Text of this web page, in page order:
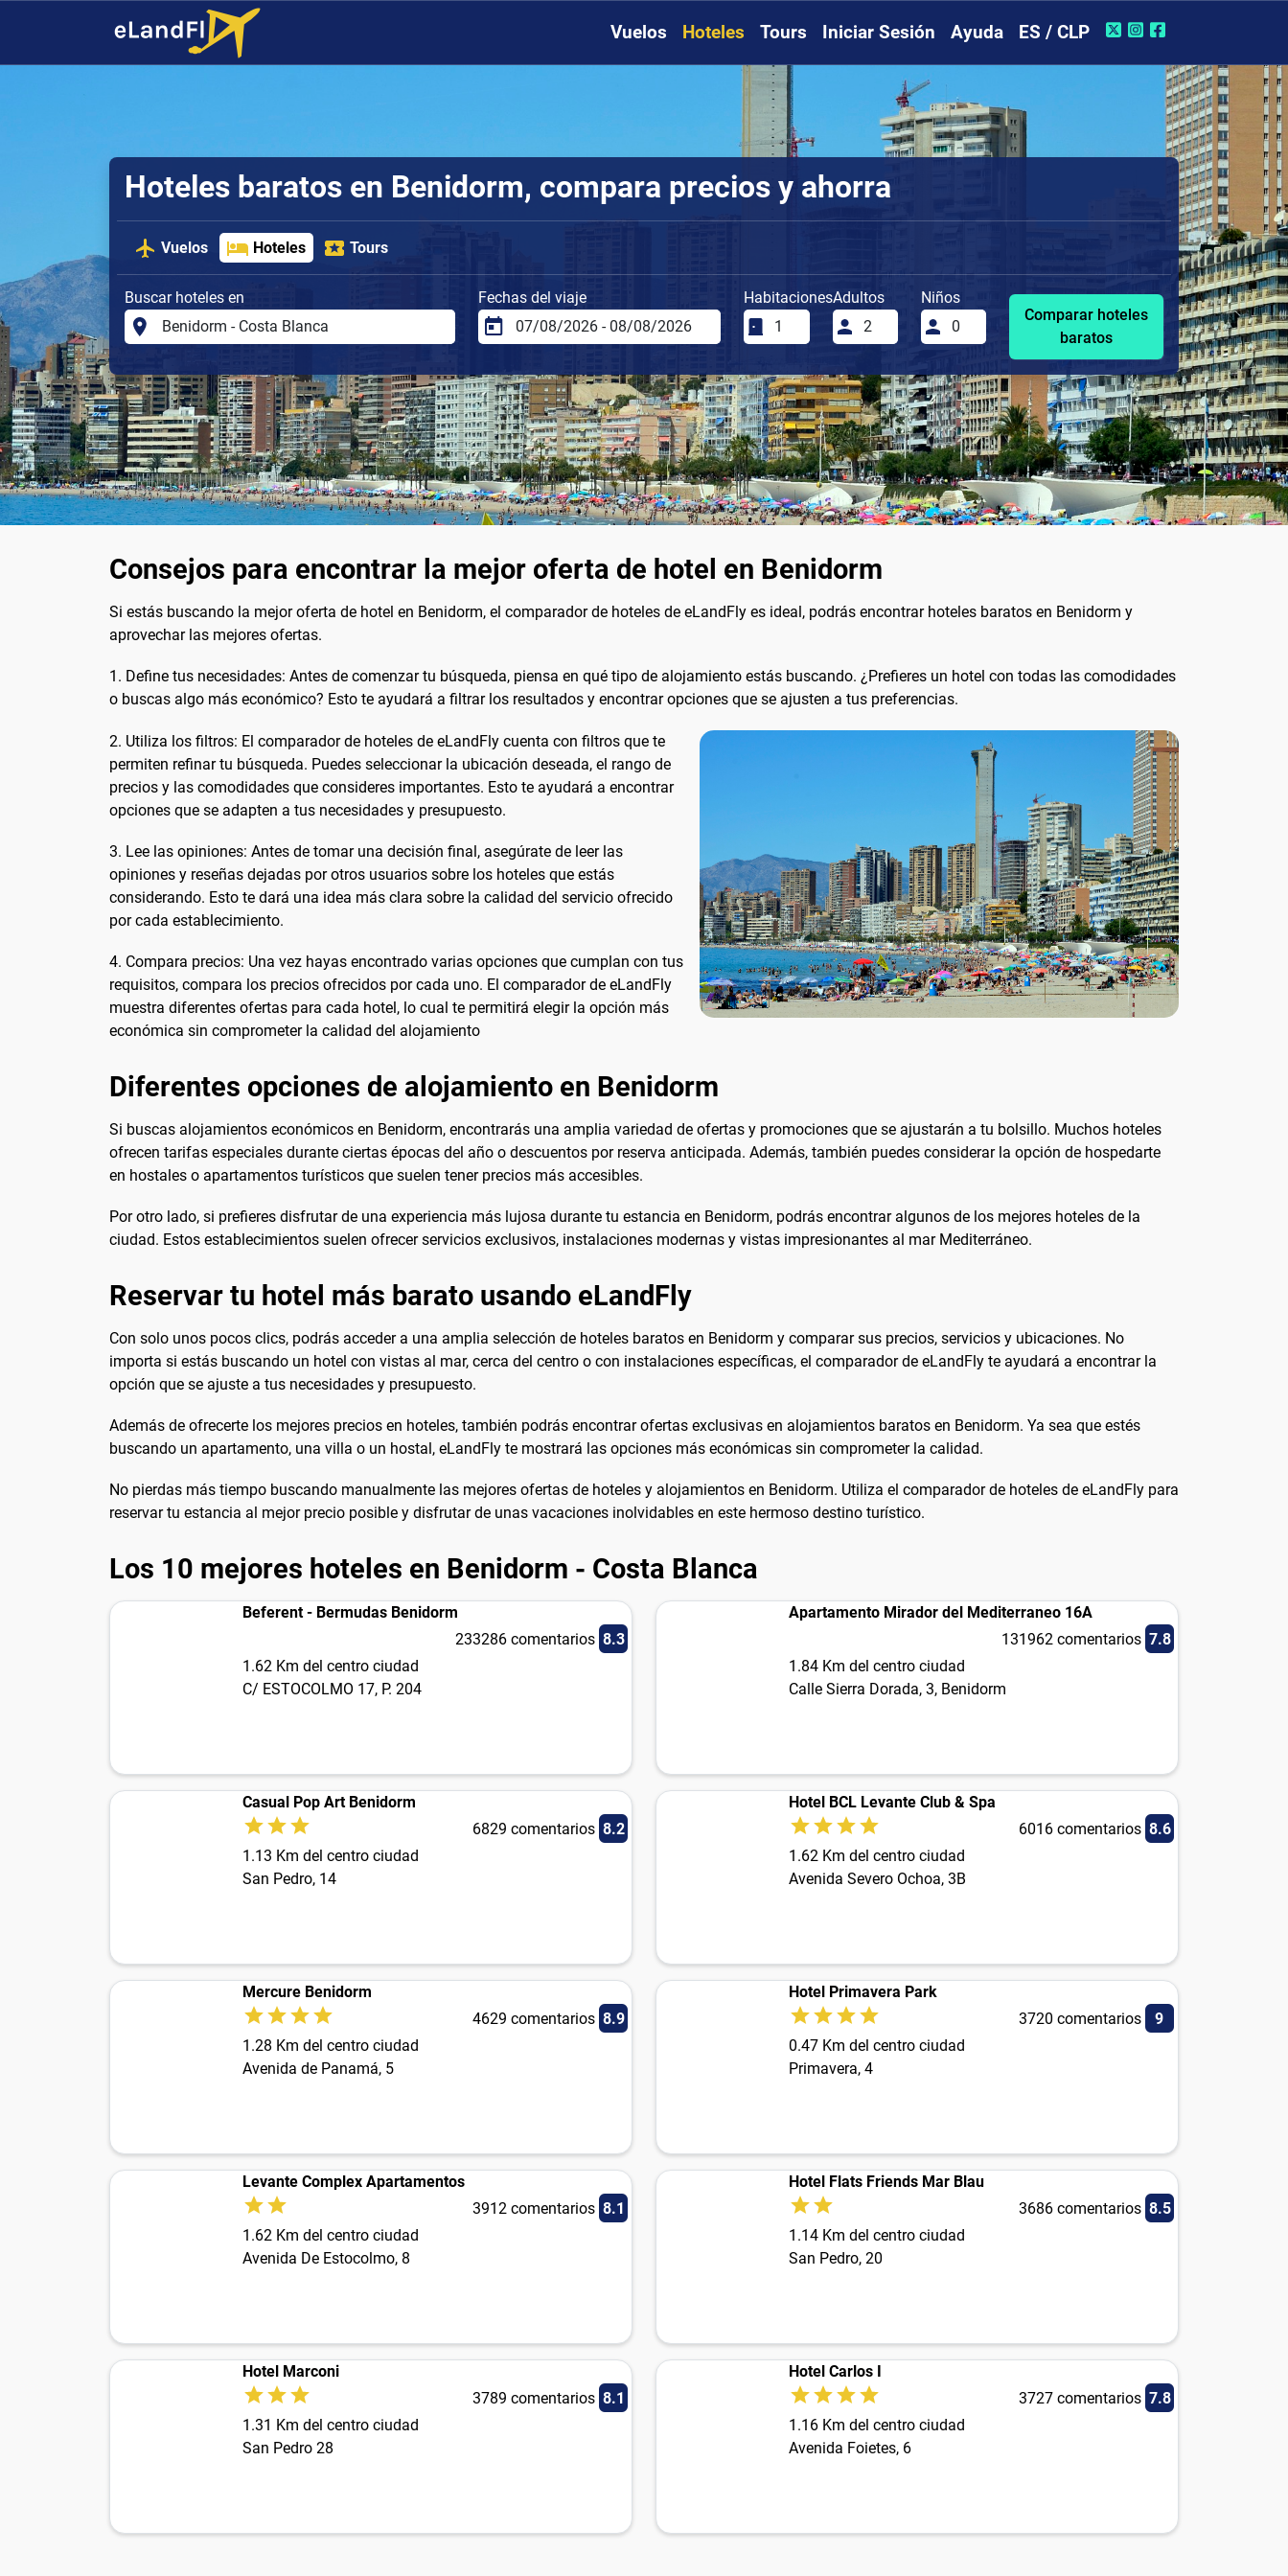
Vuelos Hoteles Tours Iniciar Sesión Ayuda ES / CLP
Hoteles baratos en Benidorm, compara precios y ahorra
Vuelos Hoteles Tours
Buscar hoteles en Fechas del viaje HabitacionesAdultos
Niños
Comparar hoteles
baratos
Consejos para encontrar la mejor oferta de hotel en Benidorm
Si estás buscando la mejor oferta de hotel en Benidorm, el comparador de hoteles de eLandFly es ideal, podrás encontrar hoteles baratos en Benidorm y
aprovechar las mejores ofertas.
1. Define tus necesidades: Antes de comenzar tu búsqueda, piensa en qué tipo de alojamiento estás buscando. ¿Prefieres un hotel con todas las comodidades
o buscas algo más económico? Esto te ayudará a filtrar los resultados y encontrar opciones que se ajusten a tus preferencias.
2. Utiliza los filtros: El comparador de hoteles de eLandFly cuenta con filtros que te
permiten refinar tu búsqueda. Puedes seleccionar la ubicación deseada, el rango de
precios y las comodidades que consideres importantes. Esto te ayudará a encontrar
opciones que se adapten a tus necesidades y presupuesto.
3. Lee las opiniones: Antes de tomar una decisión final, asegúrate de leer las
opiniones y reseñas dejadas por otros usuarios sobre los hoteles que estás
considerando. Esto te dará una idea más clara sobre la calidad del servicio ofrecido
por cada establecimiento.
4. Compara precios: Una vez hayas encontrado varias opciones que cumplan con tus
requisitos, compara los precios ofrecidos por cada uno. El comparador de eLandFly
muestra diferentes ofertas para cada hotel, lo cual te permitirá elegir la opción más
económica sin comprometer la calidad del alojamiento
Diferentes opciones de alojamiento en Benidorm
Si buscas alojamientos económicos en Benidorm, encontrarás una amplia variedad de ofertas y promociones que se ajustarán a tu bolsillo. Muchos hoteles
ofrecen tarifas especiales durante ciertas épocas del año o descuentos por reserva anticipada. Además, también puedes considerar la opción de hospedarte
en hostales o apartamentos turísticos que suelen tener precios más accesibles.
Por otro lado, si prefieres disfrutar de una experiencia más lujosa durante tu estancia en Benidorm, podrás encontrar algunos de los mejores hoteles de la
ciudad. Estos establecimientos suelen ofrecer servicios exclusivos, instalaciones modernas y vistas impresionantes al mar Mediterráneo.
Reservar tu hotel más barato usando eLandFly
Con solo unos pocos clics, podrás acceder a una amplia selección de hoteles baratos en Benidorm y comparar sus precios, servicios y ubicaciones. No
importa si estás buscando un hotel con vistas al mar, cerca del centro o con instalaciones específicas, el comparador de eLandFly te ayudará a encontrar la
opción que se ajuste a tus necesidades y presupuesto.
Además de ofrecerte los mejores precios en hoteles, también podrás encontrar ofertas exclusivas en alojamientos baratos en Benidorm. Ya sea que estés
buscando un apartamento, una villa o un hostal, eLandFly te mostrará las opciones más económicas sin comprometer la calidad.
No pierdas más tiempo buscando manualmente las mejores ofertas de hoteles y alojamientos en Benidorm. Utiliza el comparador de hoteles de eLandFly para
reservar tu estancia al mejor precio posible y disfrutar de unas vacaciones inolvidables en este hermoso destino turístico.
Los 10 mejores hoteles en Benidorm - Costa Blanca
Beferent - Bermudas Benidorm
233286 comentarios 8.3
1.62 Km del centro ciudad
C/ ESTOCOLMO 17, P. 204
Apartamento Mirador del Mediterraneo 16A
131962 comentarios 7.8
1.84 Km del centro ciudad
Calle Sierra Dorada, 3, Benidorm
Casual Pop Art Benidorm
6829 comentarios 8.2
1.13 Km del centro ciudad
San Pedro, 14
Hotel BCL Levante Club & Spa
6016 comentarios 8.6
1.62 Km del centro ciudad
Avenida Severo Ochoa, 3B
Mercure Benidorm
4629 comentarios 8.9
1.28 Km del centro ciudad
Avenida de Panamá, 5
Hotel Primavera Park
3720 comentarios
9
0.47 Km del centro ciudad
Primavera, 4
Levante Complex Apartamentos
3912 comentarios 8.1
1.62 Km del centro ciudad
Avenida De Estocolmo, 8
Hotel Flats Friends Mar Blau
3686 comentarios 8.5
1.14 Km del centro ciudad
San Pedro, 20
Hotel Marconi
3789 comentarios 8.1
1.31 Km del centro ciudad
San Pedro 28
Hotel Carlos I
3727 comentarios 7.8
1.16 Km del centro ciudad
Avenida Foietes, 6